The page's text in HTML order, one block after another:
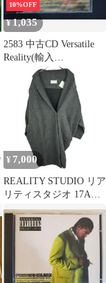
10%OFF
¥1,035
2583 中古CD Versatile
Reality(輸入
盤)/GOTEBORG BRASS
BAND (IGCD062)
¥ 7,000
REALITY STUDIO リア
リティスタジオ 17AW
ポリエステルウールコ
クーンコート グレー
XS-S